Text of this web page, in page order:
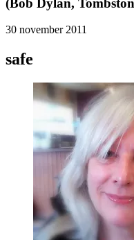
(Bob Dylan,
30 november 2011
safe